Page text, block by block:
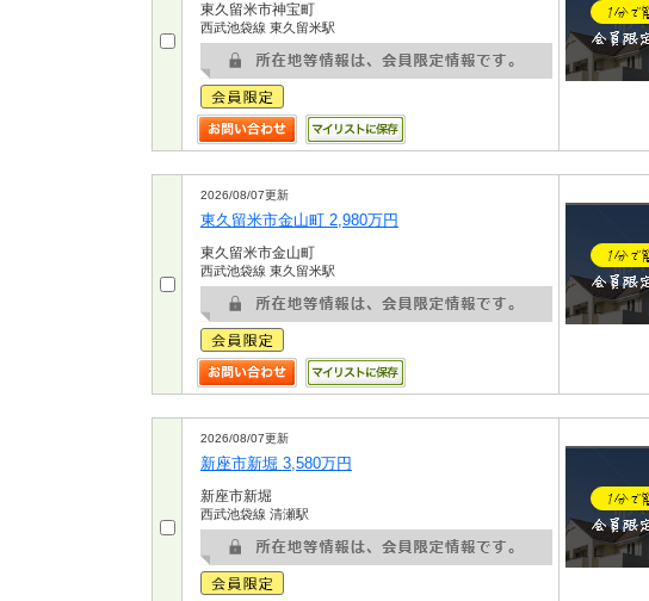
東久留米市神宝町
西武池袋線 東久留米駅
2026/08/07更新
東久留米市金山町 2,980万円
東久留米市金山町
西武池袋線 東久留米駅
2026/08/07更新
新座市新堀 3,580万円
新座市新堀
西武池袋線 清瀬駅